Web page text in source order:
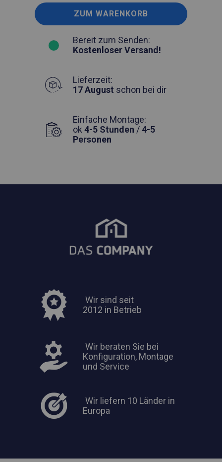
ZUM WARENKORB
Bereit zum Senden:
Kostenloser Versand!
Lieferzeit:
17 August schon bei dir
Einfache Montage:
ok 4-5 Stunden /4-5
Personen
Wir sind seit
2012 in Betrieb
Wir beraten Sie bei
Konfiguration, Montage
und Service
Wir liefern 10 Länder in
Europa